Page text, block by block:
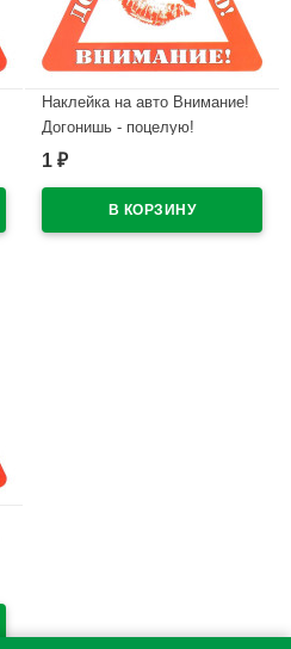
Наклейка на авто Внимание!
Догонишь - поцелую!
арт.AVTO000004
1 ₽